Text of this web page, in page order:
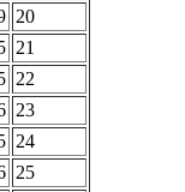
20
21
22
23
24
25